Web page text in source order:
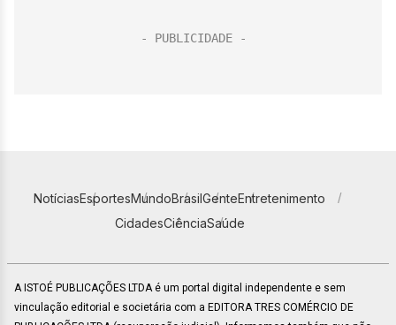
NotíciasEsportesMundoBrasilGenteEntretenimento
CidadesCiênciaSaúde
A ISTOÉ PUBLICAÇÕES LTDA é um portal digital independente e sem
vinculação editorial e societária com a EDITORA TRES COMÉRCIO DE